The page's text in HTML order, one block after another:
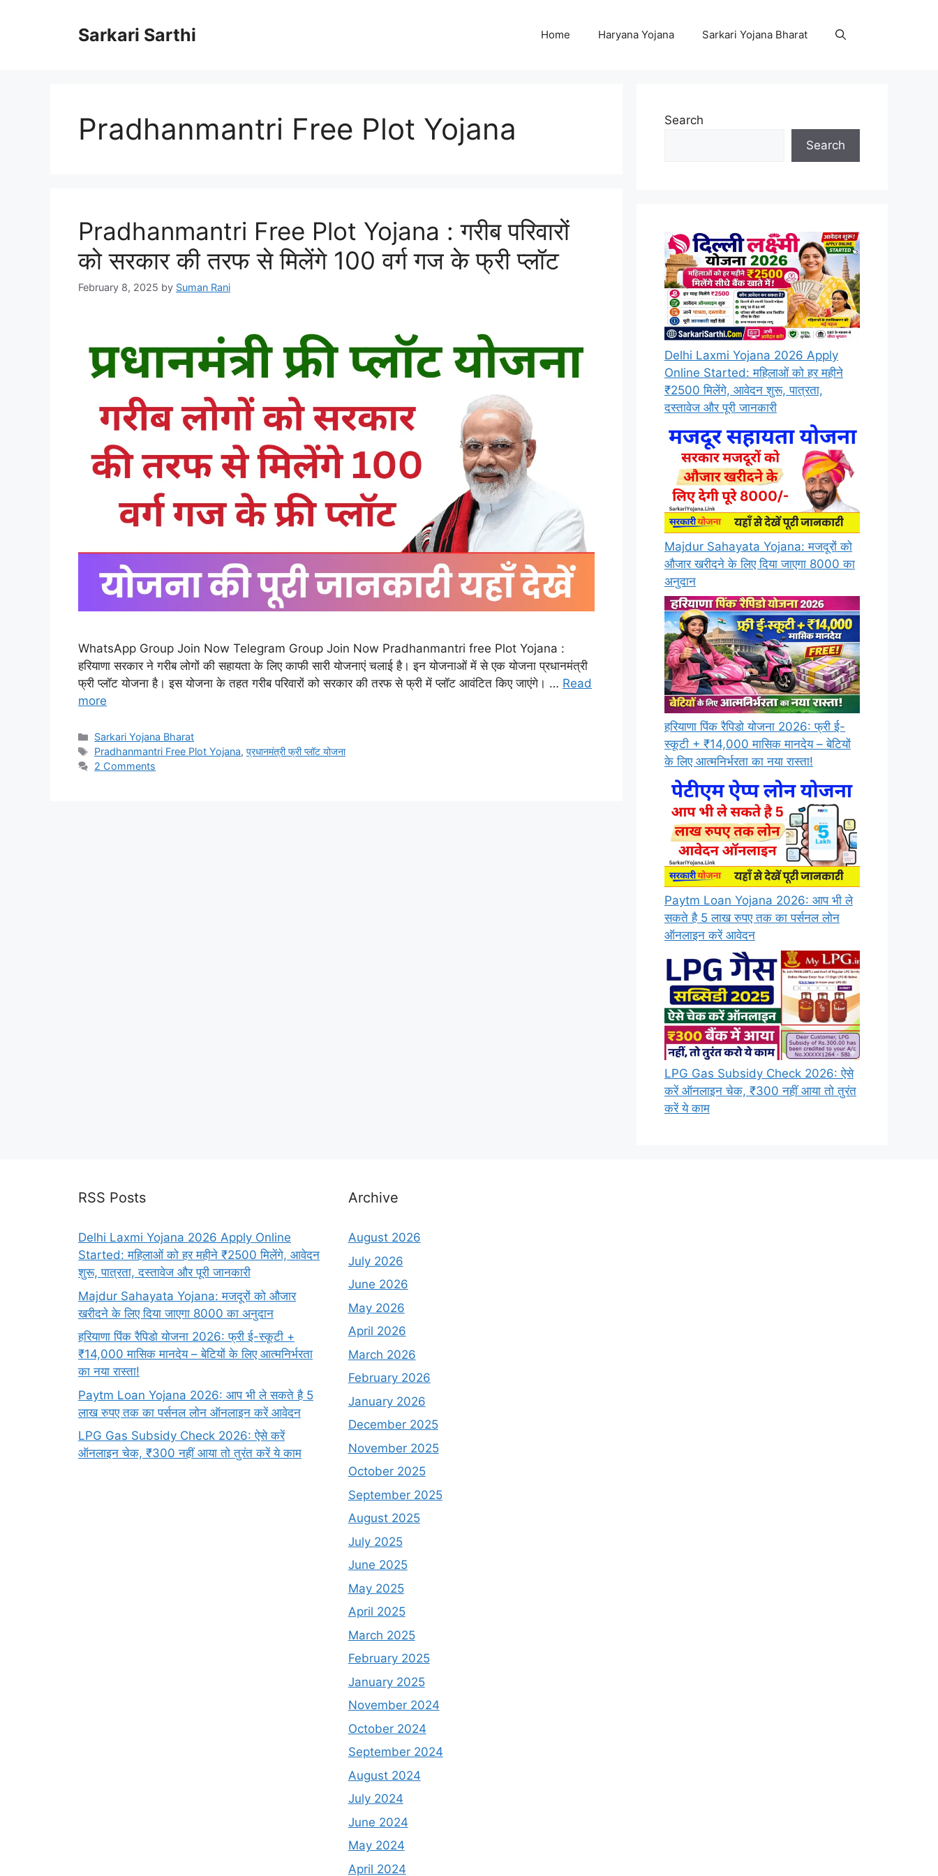
Sarkari Sarthi Home Haryana Yojana Sarkari Yojana Bharat
Pradhanmantri Free Plot Yojana
Pradhanmantri Free Plot Yojana : गरीब परिवारों
को सरकार की तरफ से मिलेंगे 100 वर्ग गज के फ्री प्लॉट
February 8, 2025 by Suman Rani
WhatsApp Group Join Now Telegram Group Join Now Pradhanmantri free Plot Yojana :
हरियाणा सरकार ने गरीब लोगों की सहायता के लिए काफी सारी योजनाएं चलाई है। इन योजनाओं में से एक योजना प्रधानमंत्री
फ्री प्लॉट योजना है। इस योजना के तहत गरीब परिवारों को सरकार की तरफ से फ्री में प्लॉट आवंटित किए जाएंगे। … Read
more
Categories
Sarkari Yojana Bharat
Tags
Pradhanmantri Free Plot Yojana,प्रधानमंत्री फ्री प्लॉट योजना
2 Comments
Search
Search
Delhi Laxmi Yojana 2026 Apply
Online Started: महिलाओं को हर महीने
₹2500 मिलेंगे, आवेदन शुरू, पात्रता,
दस्तावेज और पूरी जानकारी
Majdur Sahayata Yojana: मजदूरों को
औजार खरीदने के लिए दिया जाएगा 8000 का
अनुदान
हरियाणा पिंक रैपिडो योजना 2026: फ्री ई-
स्कूटी + ₹14,000 मासिक मानदेय – बेटियों
के लिए आत्मनिर्भरता का नया रास्ता!
Paytm Loan Yojana 2026: आप भी ले
सकते है 5 लाख रुपए तक का पर्सनल लोन
ऑनलाइन करें आवेदन
LPG Gas Subsidy Check 2026: ऐसे
करें ऑनलाइन चेक, ₹300 नहीं आया तो तुरंत
करें ये काम
RSS Posts
Delhi Laxmi Yojana 2026 Apply Online
Started: महिलाओं को हर महीने ₹2500 मिलेंगे, आवेदन
शुरू, पात्रता, दस्तावेज और पूरी जानकारी
Majdur Sahayata Yojana: मजदूरों को औजार
खरीदने के लिए दिया जाएगा 8000 का अनुदान
हरियाणा पिंक रैपिडो योजना 2026: फ्री ई-स्कूटी +
₹14,000 मासिक मानदेय – बेटियों के लिए आत्मनिर्भरता
का नया रास्ता!
Paytm Loan Yojana 2026: आप भी ले सकते है 5
लाख रुपए तक का पर्सनल लोन ऑनलाइन करें आवेदन
LPG Gas Subsidy Check 2026: ऐसे करें
ऑनलाइन चेक, ₹300 नहीं आया तो तुरंत करें ये काम
Archive
August 2026
July 2026
June 2026
May 2026
April 2026
March 2026
February 2026
January 2026
December 2025
November 2025
October 2025
September 2025
August 2025
July 2025
June 2025
May 2025
April 2025
March 2025
February 2025
January 2025
November 2024
October 2024
September 2024
August 2024
July 2024
June 2024
May 2024
April 2024